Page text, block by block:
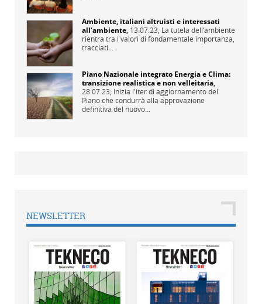
Ambiente, italiani altruisti e interessati
all’ambiente, 13.07.23, La tutela dell’ambiente
rientra tra i valori di fondamentale importanza,
tracciati...
Piano Nazionale integrato Energia e Clima:
transizione realistica e non velleitaria,
28.07.23, Inizia l'iter di aggiornamento del
Piano che condurrà alla approvazione
definitiva del nuovo...
NEWSLETTER